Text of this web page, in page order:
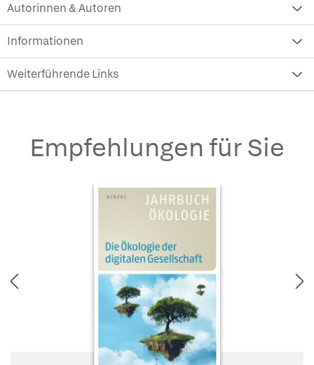
Autorinnen & Autoren
Informationen
Weiterführende Links
Empfehlungen für Sie